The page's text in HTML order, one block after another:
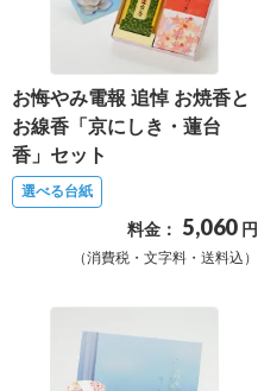
ス
ハ
ー
ト
ボ
お
お悔やみ電報 追悼 お焼香と
お線香「京にしき・蓮台
香」セット
選べる台紙
料金： 5,060 円
（消費税・文字料・送料込）